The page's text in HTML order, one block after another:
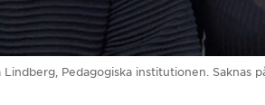
Pedagogiska institutionen. Saknas